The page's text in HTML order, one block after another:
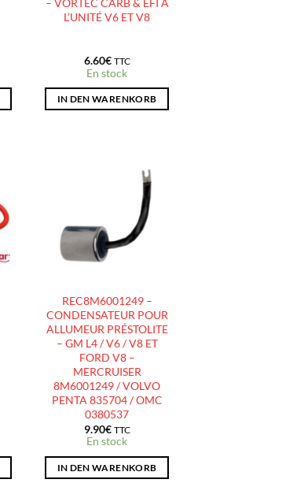
– VORTEC CARB & EFI À
L’UNITÉ V6 ET V8
6.60€ TTC
En stock
IN DEN WARENKORB
AJOUTER
À LA
LISTE
D’ENVIES
REC8M6001249 –
CONDENSATEUR POUR
ALLUMEUR PRÉSTOLITE
– GM L4 / V6 / V8 ET
FORD V8 –
MERCRUISER
8M6001249 / VOLVO
PENTA 835704 / OMC
0380537
9.90€ TTC
En stock
IN DEN WARENKORB